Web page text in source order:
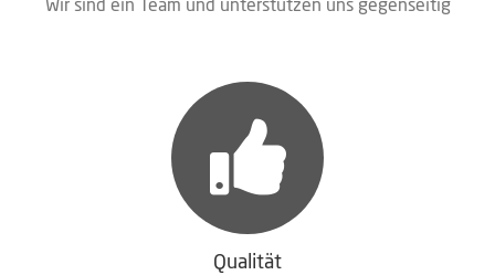
Wir sind ein Team und unter­stüt­zen uns gegenseitig
Qualität